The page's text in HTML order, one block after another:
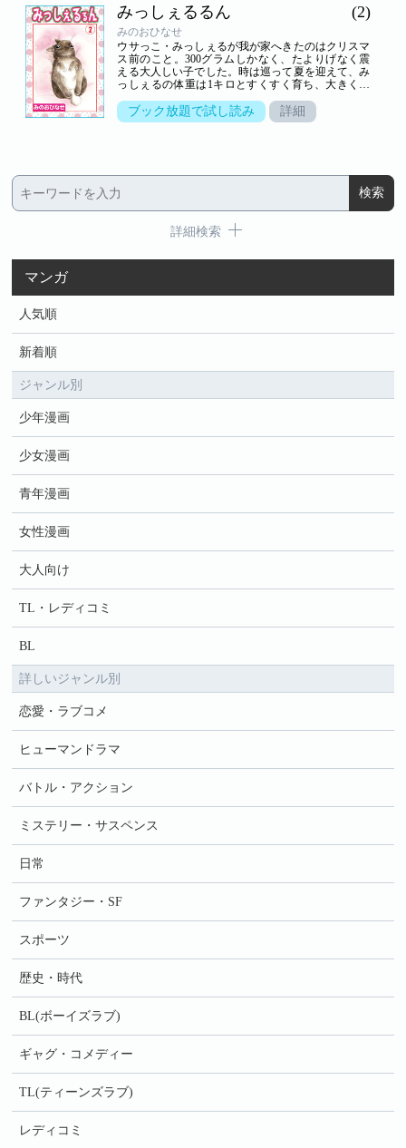
みっしぇるるん
(2)
みのおひなせ
ウサっこ・みっしぇるが我が家へきたのはクリスマ
ス前のこと。300グラムしかなく、たよりげなく震
える大人しい子でした。時は巡って夏を迎えて、み
っしぇるの体重は1キロとすくすく育ち、大きくな
家で同居しているワンコ2匹には関心を示さず、お
昼寝中のワンコを容赦なく踏みつけて通行!?自分の
ブック放題で試し読み 詳細
詳細検索
マンガ
人気順
新着順
ジャンル別
少年漫画
少女漫画
青年漫画
女性漫画
大人向け
TL・レディコミ
BL
詳しいジャンル別
恋愛・ラブコメ
ヒューマンドラマ
バトル・アクション
ミステリー・サスペンス
日常
ファンタジー・SF
スポーツ
歴史・時代
BL(ボーイズラブ)
ギャグ・コメディー
TL(ティーンズラブ)
レディコミ